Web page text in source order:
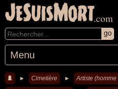
JeSuisMort.com
Menu
► Cimetière ► Artiste (homme